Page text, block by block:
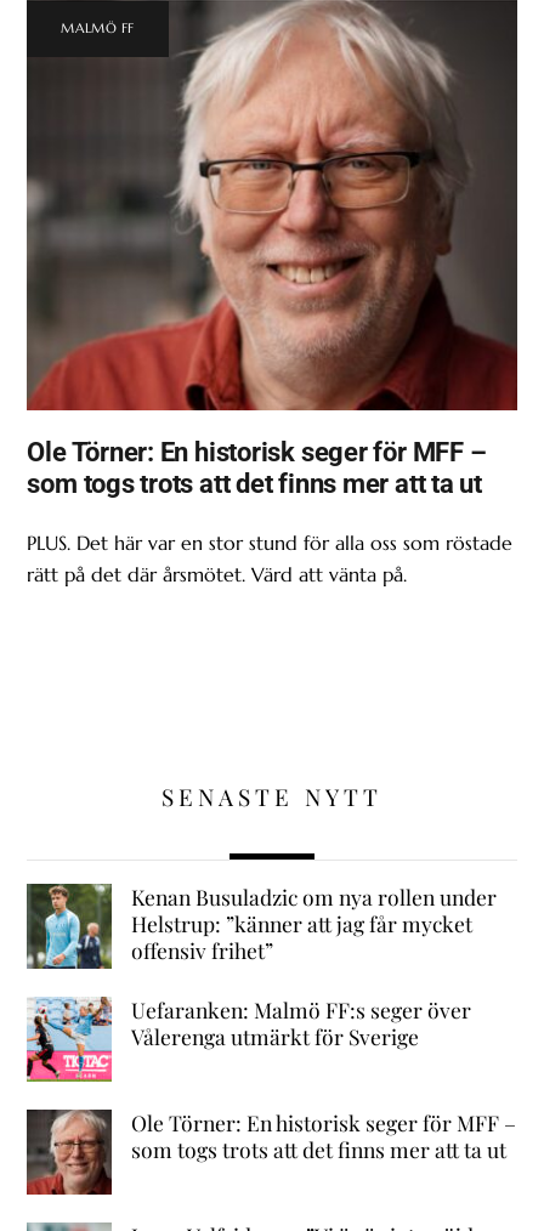
MALMÖ FF
Ole Törner: En historisk seger för MFF –
som togs trots att det finns mer att ta ut
PLUS. Det här var en stor stund för alla oss som röstade
rätt på det där årsmötet. Värd att vänta på.
SENASTE NYTT
Kenan Busuladzic om nya rollen under
Helstrup: ”känner att jag får mycket
offensiv frihet”
Uefaranken: Malmö FF:s seger över
Vålerenga utmärkt för Sverige
Ole Törner: En historisk seger för MFF –
som togs trots att det finns mer att ta ut